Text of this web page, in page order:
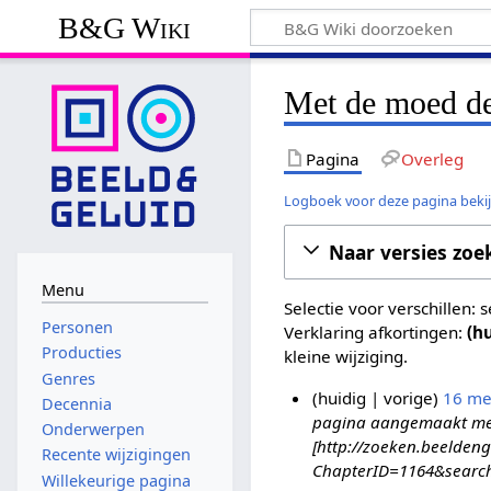
B&G Wiki
Met de moed
Pagina Overleg
Logboek voor deze pagina
Naar versies
Selectie voor verschillen:
Verklaring afkortingen:
kleine wijziging.
huidig vorige 16
pagina aangemaakt
[http://
Menu
Personen
Producties
Genres
Decennia
Onderwerpen
Recente wijzigingen
Willekeurige pagina